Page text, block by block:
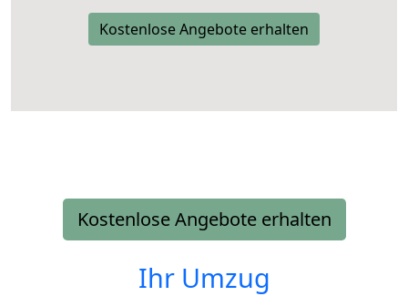
Kostenlose Angebote erhalten
Kostenlose Angebote erhalten
Ihr Umzug